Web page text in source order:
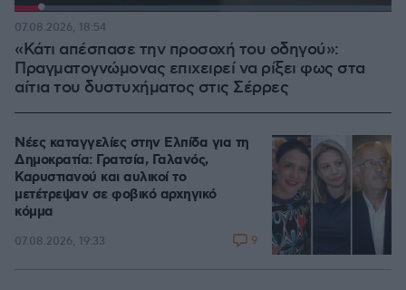
Loaded:
«Κάτι απέσπασε την προσοχή του οδηγού»:
Πραγματογνώμονας επιχειρεί να ρίξει φως στα
αίτια του δυστυχήματος στις Σέρρες
07.08.2026, 18:54
Νέες καταγγελίες στην Ελπίδα για τη
Δημοκρατία: Γρατσία, Γαλανός,
Καρυστιανού και αυλικοί το
μετέτρεψαν σε φοβικό αρχηγικό
κόμμα
07.08.2026, 19:33 9